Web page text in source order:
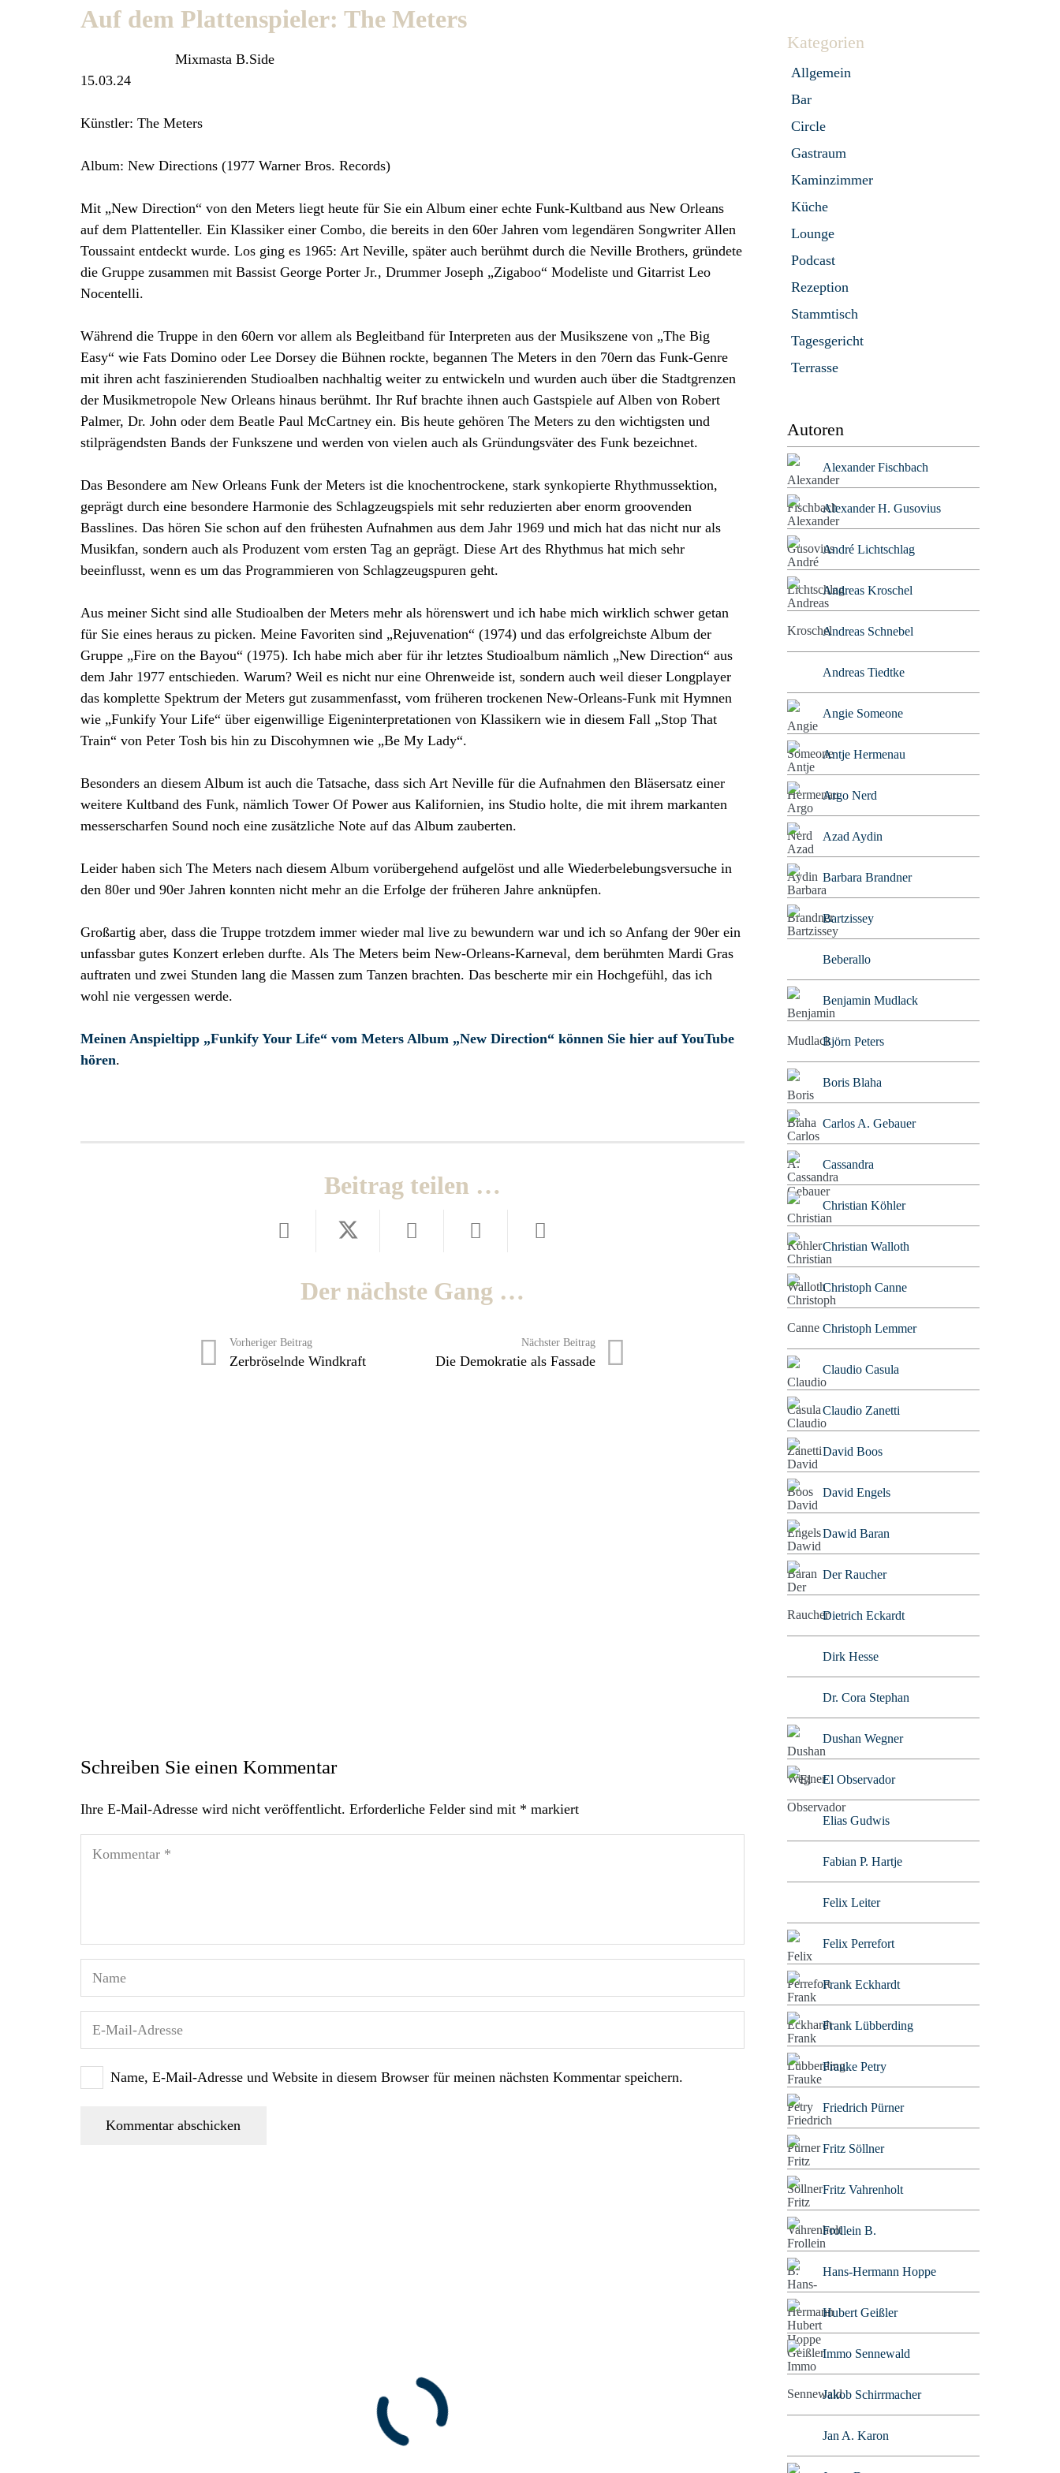
Auf dem Plattenspieler: The Meters
Mixmasta B.Side
15.03.24
Künstler: The Meters
Album: New Directions (1977 Warner Bros. Records)
Mit „New Direction“ von den Meters liegt heute für Sie ein Album einer echte Funk-Kultband aus New Orleans
auf dem Plattenteller. Ein Klassiker einer Combo, die bereits in den 60er Jahren vom legendären Songwriter Allen
Toussaint entdeckt wurde. Los ging es 1965: Art Neville, später auch berühmt durch die Neville Brothers, gründete
die Gruppe zusammen mit Bassist George Porter Jr., Drummer Joseph „Zigaboo“ Modeliste und Gitarrist Leo
Nocentelli.
Während die Truppe in den 60ern vor allem als Begleitband für Interpreten aus der Musikszene von „The Big
Easy“ wie Fats Domino oder Lee Dorsey die Bühnen rockte, begannen The Meters in den 70ern das Funk-Genre
mit ihren acht faszinierenden Studioalben nachhaltig weiter zu entwickeln und wurden auch über die Stadtgrenzen
der Musikmetropole New Orleans hinaus berühmt. Ihr Ruf brachte ihnen auch Gastspiele auf Alben von Robert
Palmer, Dr. John oder dem Beatle Paul McCartney ein. Bis heute gehören The Meters zu den wichtigsten und
stilprägendsten Bands der Funkszene und werden von vielen auch als Gründungsväter des Funk bezeichnet.
Das Besondere am New Orleans Funk der Meters ist die knochentrockene, stark synkopierte Rhythmussektion,
geprägt durch eine besondere Harmonie des Schlagzeugspiels mit sehr reduzierten aber enorm groovenden
Basslines. Das hören Sie schon auf den frühesten Aufnahmen aus dem Jahr 1969 und mich hat das nicht nur als
Musikfan, sondern auch als Produzent vom ersten Tag an geprägt. Diese Art des Rhythmus hat mich sehr
beeinflusst, wenn es um das Programmieren von Schlagzeugspuren geht.
Aus meiner Sicht sind alle Studioalben der Meters mehr als hörenswert und ich habe mich wirklich schwer getan
für Sie eines heraus zu picken. Meine Favoriten sind „Rejuvenation“ (1974) und das erfolgreichste Album der
Gruppe „Fire on the Bayou“ (1975). Ich habe mich aber für ihr letztes Studioalbum nämlich „New Direction“ aus
dem Jahr 1977 entschieden. Warum? Weil es nicht nur eine Ohrenweide ist, sondern auch weil dieser Longplayer
das komplette Spektrum der Meters gut zusammenfasst, vom früheren trockenen New-Orleans-Funk mit Hymnen
wie „Funkify Your Life“ über eigenwillige Eigeninterpretationen von Klassikern wie in diesem Fall „Stop That
Train“ von Peter Tosh bis hin zu Discohymnen wie „Be My Lady“.
Besonders an diesem Album ist auch die Tatsache, dass sich Art Neville für die Aufnahmen den Bläsersatz einer
weitere Kultband des Funk, nämlich Tower Of Power aus Kalifornien, ins Studio holte, die mit ihrem markanten
messerscharfen Sound noch eine zusätzliche Note auf das Album zauberten.
Leider haben sich The Meters nach diesem Album vorübergehend aufgelöst und alle Wiederbelebungsversuche in
den 80er und 90er Jahren konnten nicht mehr an die Erfolge der früheren Jahre anknüpfen.
Großartig aber, dass die Truppe trotzdem immer wieder mal live zu bewundern war und ich so Anfang der 90er ein
unfassbar gutes Konzert erleben durfte. Als The Meters beim New-Orleans-Karneval, dem berühmten Mardi Gras
auftraten und zwei Stunden lang die Massen zum Tanzen brachten. Das bescherte mir ein Hochgefühl, das ich
wohl nie vergessen werde.
Meinen Anspieltipp „Funkify Your Life“ vom Meters Album „New Direction“ können Sie hier auf YouTube
hören.
Beitrag teilen …
Der nächste Gang …
Vorheriger Beitrag
Zerbröselnde Windkraft
Nächster Beitrag
Die Demokratie als Fassade
Schreiben Sie einen Kommentar
Ihre E-Mail-Adresse wird nicht veröffentlicht. Erforderliche Felder sind mit * markiert
Name, E-Mail-Adresse und Website in diesem Browser für meinen nächsten Kommentar speichern.
Kommentar abschicken
Kategorien
Allgemein
Bar
Circle
Gastraum
Kaminzimmer
Küche
Lounge
Podcast
Rezeption
Stammtisch
Tagesgericht
Terrasse
Autoren
Alexander Fischbach
Alexander H. Gusovius
André Lichtschlag
Andreas Kroschel
Andreas Schnebel
Andreas Tiedtke
Angie Someone
Antje Hermenau
Argo Nerd
Azad Aydin
Barbara Brandner
Bartzissey
Beberallo
Benjamin Mudlack
Björn Peters
Boris Blaha
Carlos A. Gebauer
Cassandra
Christian Köhler
Christian Walloth
Christoph Canne
Christoph Lemmer
Claudio Casula
Claudio Zanetti
David Boos
David Engels
Dawid Baran
Der Raucher
Dietrich Eckardt
Dirk Hesse
Dr. Cora Stephan
Dushan Wegner
El Observador
Elias Gudwis
Fabian P. Hartje
Felix Leiter
Felix Perrefort
Frank Eckhardt
Frank Lübberding
Frauke Petry
Friedrich Pürner
Fritz Söllner
Fritz Vahrenholt
Frollein B.
Hans-Hermann Hoppe
Hubert Geißler
Immo Sennewald
Jakob Schirrmacher
Jan A. Karon